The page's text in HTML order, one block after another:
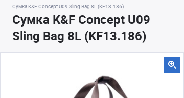
Сумка K&F Concept U09 Sling Bag 8L (KF13.186)
Сумка K&F Concept U09
Sling Bag 8L (KF13.186)